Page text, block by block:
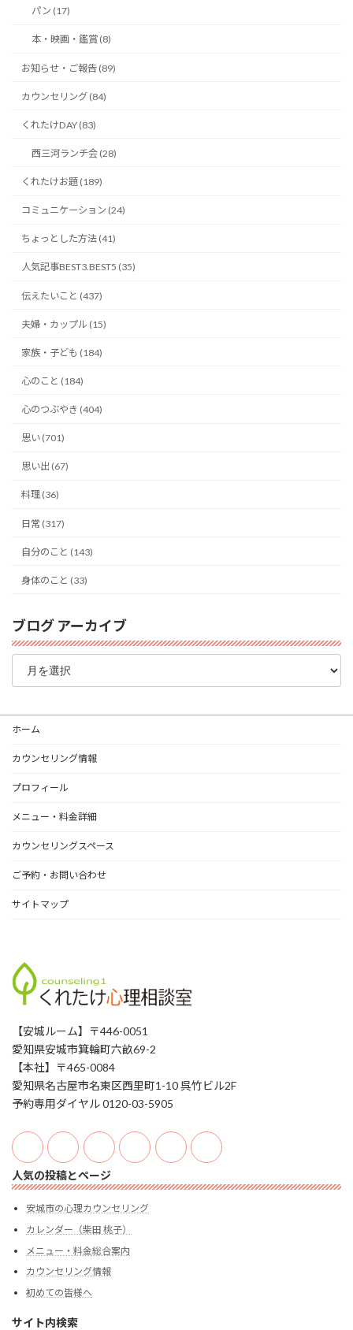
パン (17)
本・映画・鑑賞 (8)
お知らせ・ご報告 (89)
カウンセリング (84)
くれたけDAY (83)
西三河ランチ会 (28)
くれたけお題 (189)
コミュニケーション (24)
ちょっとした方法 (41)
人気記事BEST3.BEST5 (35)
伝えたいこと (437)
夫婦・カップル (15)
家族・子ども (184)
心のこと (184)
心のつぶやき (404)
思い (701)
思い出 (67)
料理 (36)
日常 (317)
自分のこと (143)
身体のこと (33)
ブログ アーカイブ
ブ
グ
ー
カ
ブ
ホーム
カウンセリング情報
プロフィール
メニュー・料金詳細
カウンセリングスペース
ご予約・お問い合わせ
サイトマップ
【安城ルーム】〒446-0051
愛知県安城市箕輪町六畝69-2
【本社】〒465-0084
愛知県名古屋市名東区西里町1-10 呉竹ビル2F
予約専用ダイヤル 0120-03-5905
人気の投稿とページ
安城市の心理カウンセリング
カレンダー（柴田 桃子）
メニュー・料金総合案内
カウンセリング情報
初めての皆様へ
サイト内検索